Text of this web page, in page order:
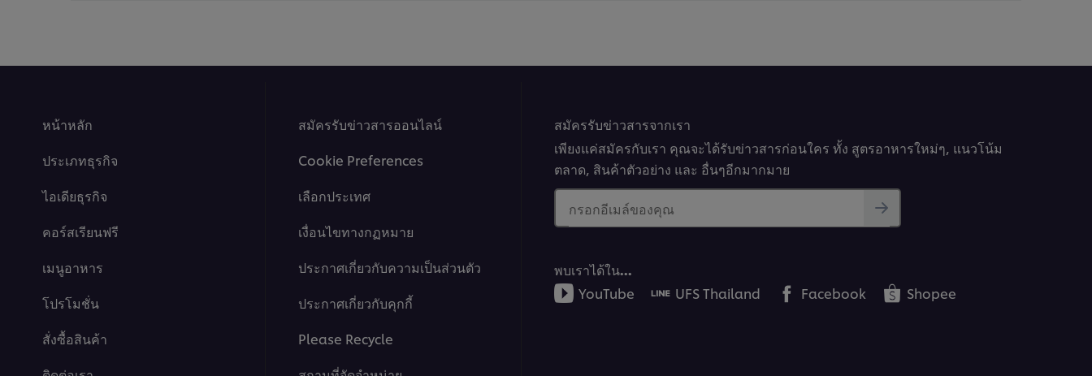
นี้
คะแนน
1
คือ
จาก
1.0
หน้าหลัก
ประเภทธุรกิจ
ไอเดียธุรกิจ
คอร์สเรียนฟรี
เมนูอาหาร
โปรโมชั่น
สั่งซื้อสินค้า
สมัครรับข่าวสารออนไลน์
Cookie Preferences
เลือกประเทศ
เงื่อนไขทางกฏหมาย
ประกาศเกี่ยวกับความเป็นส่วนตัว
ประกาศเกี่ยวกับคุกกี้
Please Recycle
สมัครรับข่าวสารจากเรา
เพียงแค่สมัครกับเรา คุณจะได้รับข่าวสารก่อนใคร ทั้ง สูตรอาหารใหม่ๆ, แนวโน้ม
ตลาด, สินค้าตัวอย่าง และ อื่นๆอีกมากมาย
กรอกอีเมล์ของคุณ
พบเราได้ใน…
YouTube
UFS Thailand Facebook Shopee